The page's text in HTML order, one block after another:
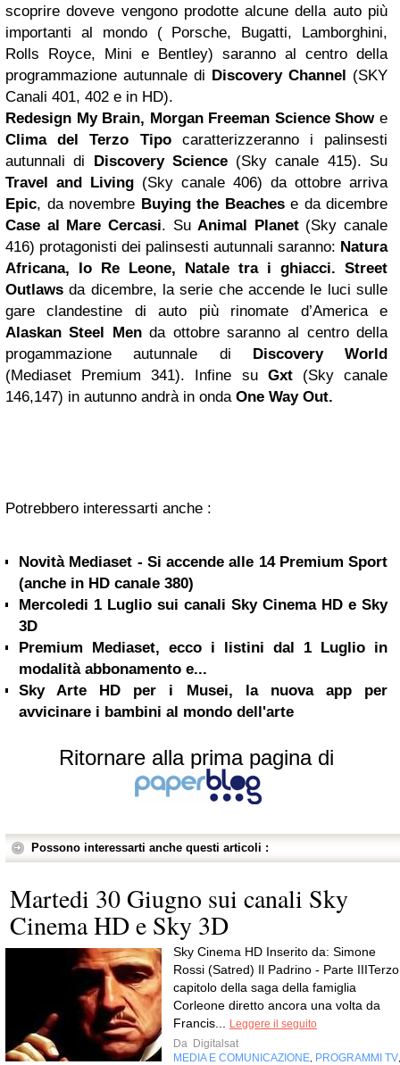
scoprire doveve vengono prodotte alcune della auto più
importanti al mondo ( Porsche, Bugatti, Lamborghini,
Rolls Royce, Mini e Bentley) saranno al centro della
programmazione autunnale di Discovery Channel (SKY
Canali 401, 402 e in HD).
Redesign My Brain, MorganFreeman Science Showe
Clima del Terzo Tipocaratterizzeranno i palinsesti
autunnali di Discovery Science(Sky canale 415). Su
Travel and Living (Sky canale 406) da ottobre arriva
Epic, da novembre Buying the Beachese da dicembre
Case al Mare Cercasi. SuAnimal Planet(Sky canale
416) protagonisti dei palinsesti autunnali saranno: Natura
Africana, Io Re Leone, Natale tra i ghiacci. Street
Outlaws da dicembre, la serie che accende le luci sulle
gare clandestine di auto più rinomate d’America e
Alaskan Steel Menda ottobre saranno al centro della
progammazione autunnale di Discovery World
(Mediaset Premium 341). Infine su Gxt(Sky canale
146,147) in autunno andrà in onda One Way Out.
Potrebbero interessarti anche :
Novità Mediaset - Si accende alle 14 Premium Sport
(anche in HD canale 380)
Mercoledi 1 Luglio sui canali Sky Cinema HD e Sky
3D
Premium Mediaset, ecco i listini dal 1 Luglio in
modalità abbonamento e...
Sky Arte HD per i Musei, la nuova app per
avvicinare i bambini al mondo dell'arte
Ritornare alla prima pagina di
Possono interessarti anche questi articoli :
Martedi 30 Giugno sui canali Sky
Cinema HD e Sky 3D
Sky Cinema HD Inserito da: Simone
Rossi (Satred) Il Padrino - Parte IIITerzo
capitolo della saga della famiglia
Corleone diretto ancora una volta da
Francis...
Leggere il seguito
Da Digitalsat
MEDIA E COMUNICAZIONE PROGRAMMI TV